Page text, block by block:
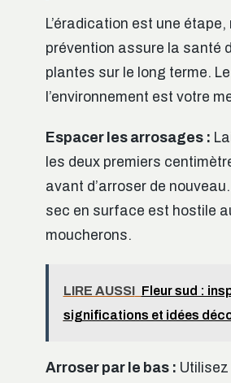
L’éradication est une étape,
prévention assure la santé
plantes sur le long terme.
l’environnement est votre
Espacer les arrosages :
les deux premiers
avant d’arroser de
sec en surface est hostile
moucherons.
LIRE AUSSI Fleur sud :
significations et idées
Arroser par le bas : Utilisez